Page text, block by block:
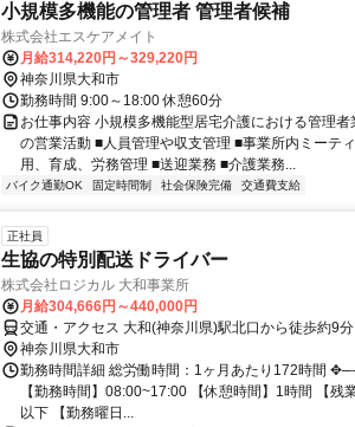
小規模多機能の管理者 管理者候補
株式会社エスケアメイト
月給314,220円～329,220円
神奈川県大和市
勤務時間 9:00～18:00 休憩60分
お仕事内容 小規模多機能型居宅介護における管理
の営業活動 ■人員管理や収支管理 ■事業所内ミーテ
用、育成、労務管理 ■送迎業務 ■介護業務...
バイク通勤OK 固定時間制 社会保険完備 交通費支給
正社員
生協の特別配送ドライバー
株式会社ロジカル 大和事業所
月給304,666円～440,000円
交通・アクセス 大和(神奈川県)駅北口から徒歩約9分
神奈川県大和市
勤務時間詳細 総労働時間：1ヶ月あたり172時
【勤務時間】08:00~17:00 【休憩時間】1時間 【残
以下 【勤務曜日...